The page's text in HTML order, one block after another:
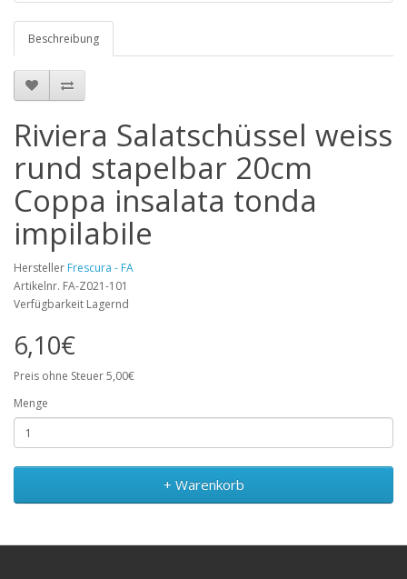
Beschreibung
Riviera Salatschüssel weiss
rund stapelbar 20cm
Coppa insalata tonda
impilabile
Hersteller Frescura - FA
Artikelnr. FA-Z021-101
Verfügbarkeit Lagernd
6,10€
Preis ohne Steuer 5,00€
Menge
+ Warenkorb